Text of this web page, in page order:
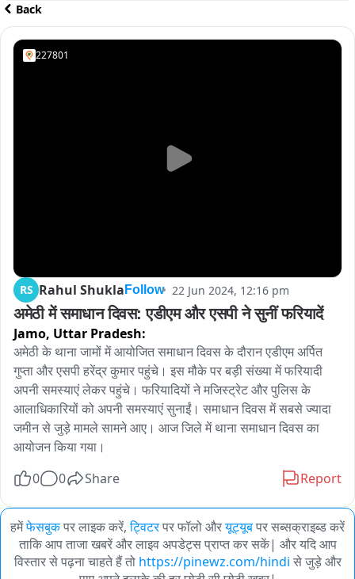
Back
227801
RS Rahul Shukla Follow 22 Jun 2024, 12:16 pm
अमेठी में समाधान दिवस: एडीएम और एसपी ने सुनीं फरियादें
Jamo, Uttar Pradesh:
अमेठी के थाना जामों में आयोजित समाधान दिवस के दौरान एडीएम अर्पित
गुप्ता और एसपी हरेंद्र कुमार पहुंचे। इस मौके पर बड़ी संख्या में फरियादी
अपनी समस्याएं लेकर पहुंचे। फरियादियों ने मजिस्ट्रेट और पुलिस के
आलाधिकारियों को अपनी समस्याएं सुनाईं। समाधान दिवस में सबसे ज्यादा
जमीन से जुड़े मामले सामने आए। आज जिले में थाना समाधान दिवस का
आयोजन किया गया।
0
0 Share Report
हमेंफेसबुकपर लाइक करें, ट्विटरपर फॉलो औरयूट्यूबपर सब्सक्राइब्ड करें
ताकि आप ताजा खबरें और लाइव अपडेट्स प्राप्त कर सकें| और यदि आप
विस्तार से पढ़ना चाहते हैं तो https://pinewz.com/hindi से जुड़े और